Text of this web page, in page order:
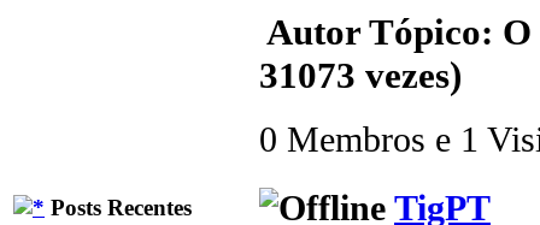
Posts Recentes
AutorTópico: O
31073 vezes)
0 Membros e 1
TigPT